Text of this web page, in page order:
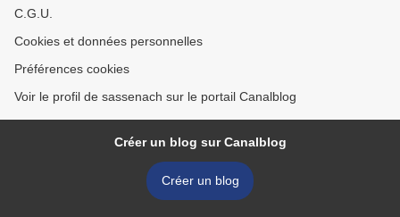
C.G.U.
Cookies et données personnelles
Préférences cookies
Voir le profil de sassenach sur le portail Canalblog
Créer un blog sur Canalblog
Créer un blog